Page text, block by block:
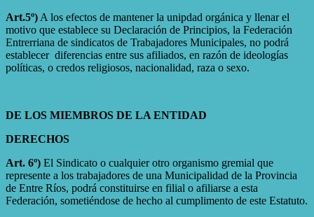
Art.5º) A los efectos de mantener la unipdad orgánica y llenar el
motivo que establece su Declaración de Principios, la Federación
Entrerriana de sindicatos de Trabajadores Municipales, no podrá
establecer diferencias entre sus afiliados, en razón de ideologías
políticas, o credos religiosos, nacionalidad, raza o sexo.
DE LOS MIEMBROS DE LA ENTIDAD
DERECHOS
Art. 6º) El Sindicato o cualquier otro organismo gremial que
represente a los trabajadores de una Municipalidad de la Provincia
de Entre Ríos, podrá constituirse en filial o afiliarse a esta
Federación, sometiéndose de hecho al cumplimento de este Estatuto.